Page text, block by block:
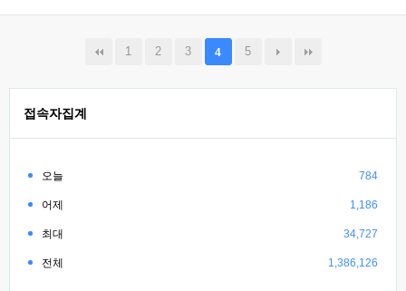
1 2 3 4 5
접속자집계
오늘 784
어제 1,186
최대 34,727
전체 1,386,126